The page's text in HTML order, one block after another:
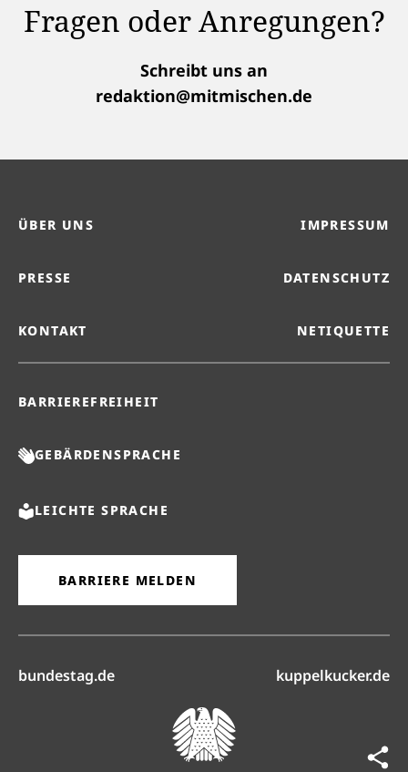
Fragen oder Anregungen?
Schreibt uns an
redaktion@mitmischen.de
ÜBER UNS IMPRESSUM
PRESSE DATENSCHUTZ
KONTAKT NETIQUETTE
BARRIEREFREIHEIT
GEBÄRDENSPRACHE
LEICHTE SPRACHE
BARRIERE MELDEN
bundestag.de(öffnet in neuem Reiter)kuppelkucker.de